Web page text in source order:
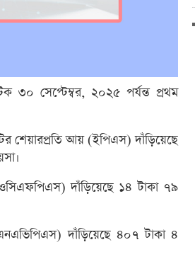
৩০ সেপ্টেম্বর, ২০২৫ পর্যন্ত প্রথম
শেয়ারপ্রতি আয় (ইপিএস) দাঁড়িয়েছে
দাঁড়িয়েছে ১৪ টাকা ৭৯
দাঁড়িয়েছে ৪০৭ টাকা ৪